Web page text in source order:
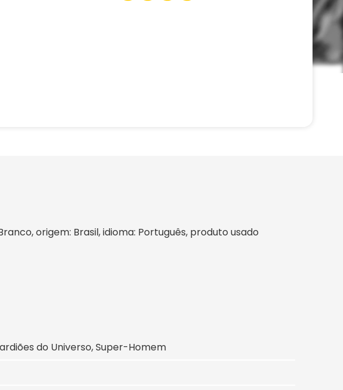
origem: Brasil, idioma: Português, produto usado
do Universo, Super-Homem